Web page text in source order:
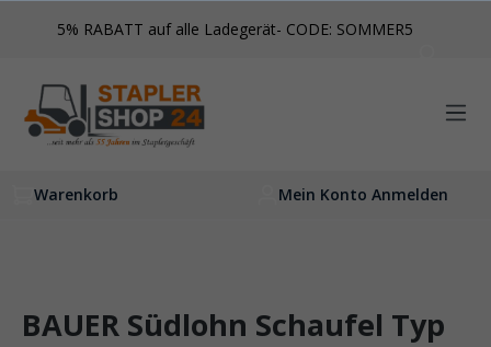
springen
5% RABATT auf alle Ladegerät- CODE: SOMMER5
Mein Konto Anmelden
Warenkorb
BAUER Südlohn Schaufel Typ